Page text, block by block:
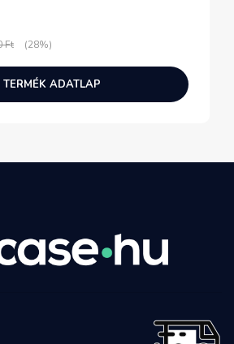
Ft (28%)
TERMÉK ADATLAP